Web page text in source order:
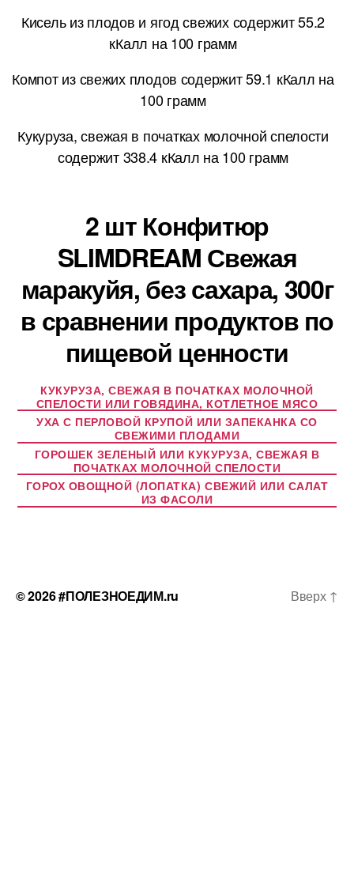
Кисель из плодов и ягод свежих содержит 55.2
кКалл на 100 грамм
Компот из свежих плодов содержит 59.1 кКалл на
100 грамм
Кукуруза, свежая в початках молочной спелости
содержит 338.4 кКалл на 100 грамм
2 шт Конфитюр
SLIMDREAM Свежая
маракуйя, без сахара, 300г
в сравнении продуктов по
пищевой ценности
КУКУРУЗА, СВЕЖАЯ В ПОЧАТКАХ МОЛОЧНОЙ
СПЕЛОСТИ ИЛИ ГОВЯДИНА, КОТЛЕТНОЕ МЯСО
УХА С ПЕРЛОВОЙ КРУПОЙ ИЛИ ЗАПЕКАНКА СО
СВЕЖИМИ ПЛОДАМИ
ГОРОШЕК ЗЕЛЕНЫЙ ИЛИ КУКУРУЗА, СВЕЖАЯ В
ПОЧАТКАХ МОЛОЧНОЙ СПЕЛОСТИ
ГОРОХ ОВОЩНОЙ (ЛОПАТКА) СВЕЖИЙ ИЛИ САЛАТ
ИЗ ФАСОЛИ
© 2026#ПОЛЕЗНОЕДИМ.ru Вверх ↑